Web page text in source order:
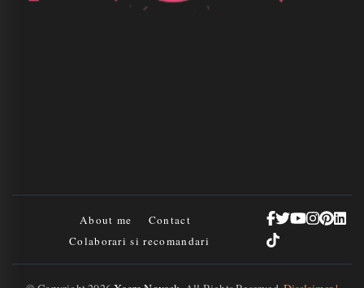
About me
Contact
Colaborari si recomandari